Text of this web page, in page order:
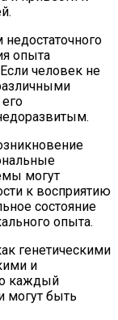
опыта
человек не
могут
к восприятию
состояние
опыта.
генетическими
и
каждый
могут быть